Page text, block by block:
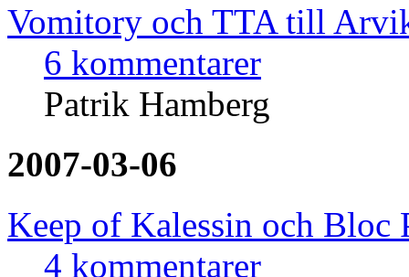
Vomitory och TTA till
6 kommentarer
Patrik Hamberg
2007-03-06
Keep of Kalessin och
4 kommentarer